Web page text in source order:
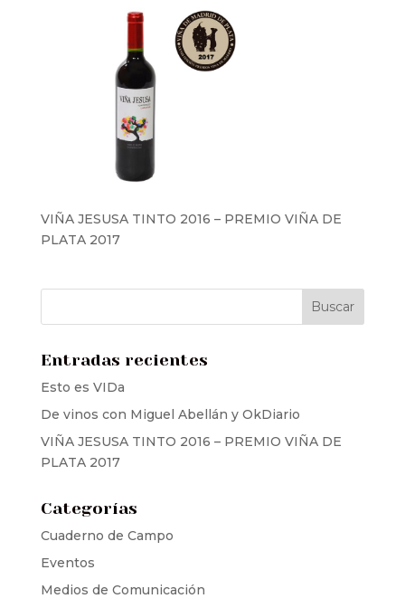
VIÑA JESUSA TINTO 2016 – PREMIO VIÑA DE
PLATA 2017
Entradas recientes
Esto es VIDa
De vinos con Miguel Abellán y OkDiario
VIÑA JESUSA TINTO 2016 – PREMIO VIÑA DE
PLATA 2017
Categorías
Cuaderno de Campo
Eventos
Medios de Comunicación